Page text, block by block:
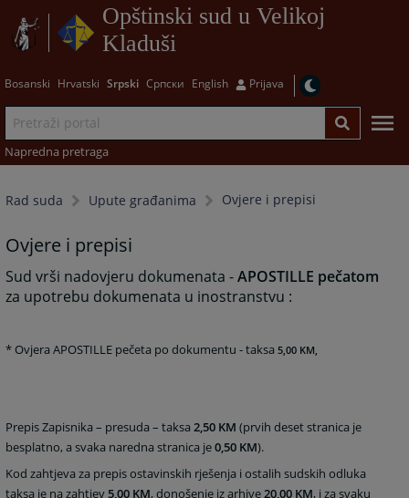
Opštinski sud u Velikoj
Kladuši
Bosanski Hrvatski Srpski Српски English Prijava
Napredna pretraga
Rad suda Upute građanima Ovjere i prepisi
Ovjere i prepisi
Sud vrši nadovjeru dokumenata -APOSTILLE pečatom
za upotrebu dokumenata u inostranstvu :
* Ovjera APOSTILLE pečeta po dokumentu - taksa 5,00 KM,
Prepis Zapisnika – presuda – taksa2,50 KM (prvih deset stranica je
besplatno, a svaka naredna stranica je0,50 KM).
Kod zahtjeva za prepis ostavinskih rješenja i ostalih sudskih odluka
taksa je na zahtjev5,00 KM, donošenje iz arhive20,00 KM, i za svaku